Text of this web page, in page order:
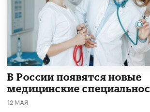
В России появятся новые
медицинские
12 МАЯ